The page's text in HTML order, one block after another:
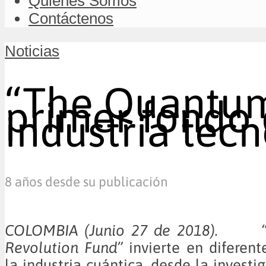
Contáctenos
Noticias
“The
primer fondo
industria
8 años desde su publicación
COLOMBIA (Junio 27 de 2018).
Revolution Fund” invierte en